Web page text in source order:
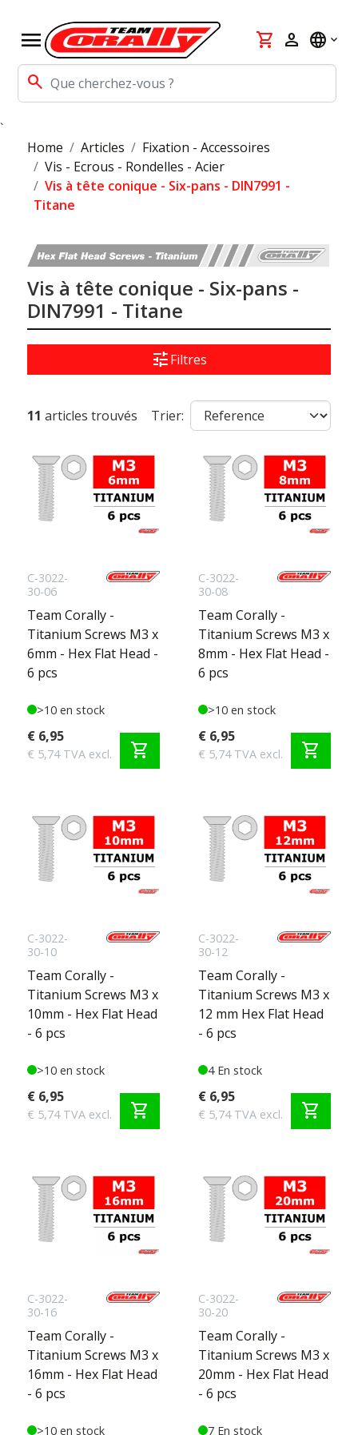
menu
search
shopping_cart person language
`
Home
Articles
Fixation - Accessoires
Vis - Ecrous - Rondelles - Acier
Vis à tête conique - Six-pans - DIN7991 -
Titane
Vis à tête conique - Six-pans -
DIN7991 - Titane
tuneFiltres
11 articles trouvés Trier:
C-3022-
30-06
Team Corally -
Titanium Screws M3 x
6mm - Hex Flat Head -
6 pcs
>10 en stock
€ 6,95
€ 5,74 TVA excl. shopping_cart
C-3022-
30-08
Team Corally -
Titanium Screws M3 x
8mm - Hex Flat Head -
6 pcs
>10 en stock
€ 6,95
€ 5,74 TVA excl. shopping_cart
C-3022-
30-10
Team Corally -
Titanium Screws M3 x
10mm - Hex Flat Head
- 6 pcs
>10 en stock
€ 6,95
€ 5,74 TVA excl. shopping_cart
C-3022-
30-12
Team Corally -
Titanium Screws M3 x
12 mm Hex Flat Head
- 6 pcs
4 En stock
€ 6,95
€ 5,74 TVA excl. shopping_cart
C-3022-
30-16
Team Corally -
Titanium Screws M3 x
16mm - Hex Flat Head
- 6 pcs
>10 en stock
C-3022-
30-20
Team Corally -
Titanium Screws M3 x
20mm - Hex Flat Head
- 6 pcs
7 En stock